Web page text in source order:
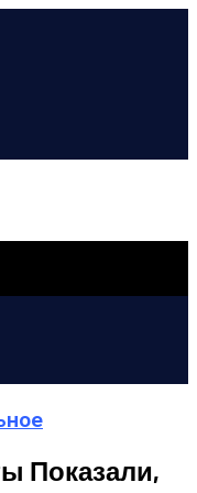
Показали,